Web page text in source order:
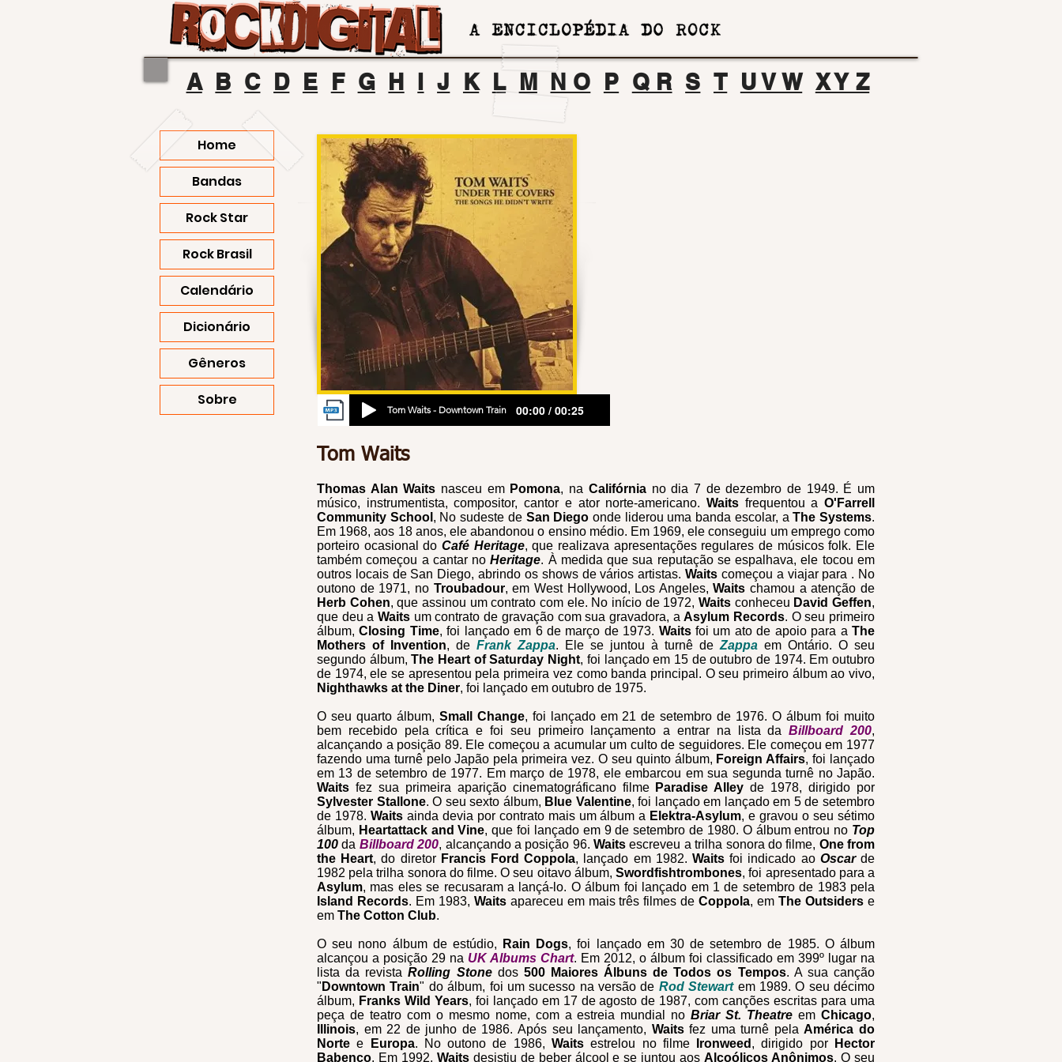
A B C D E F G H I J K L M N O P Q R S T U V W X Y Z
Tom Waits - Downtown Train 00:00 / 00:25
Tom Waits
Thomas Alan Waits nasceu em Pomona, na Califórnia no dia 7 de dezembro de 1949. É um
músico, instrumentista, compositor, cantor e ator norte-americano. Waitsfrequentou aO'Farrell
Community School , No sudeste de San Diego onde liderou uma banda escolar, aThe Systems.
Em 1968, aos 18 anos, ele abandonou o ensino médio. Em 1969, ele conseguiu um emprego como
porteiro ocasional do Café Heritage, que realizava apresentações regulares de músicos folk. Ele
também começou a cantar noHeritage. À medida que sua reputação se espalhava, ele tocou em
outros locais de San Diego, abrindo os shows de vários artistas.Waits começou a viajar para . No
outono de 1971, no Troubadour, em West Hollywood, Los Angeles,Waits chamou a atenção de
Herb Cohen, que assinou um contrato com ele. No início de 1972,Waits conheceu David Geffen,
que deu aWaits um contrato de gravação com sua gravadora, aAsylum Records. O seu primeiro
álbum,Closing Time, foi lançado em 6 de março de 1973. Waitsfoi um ato de apoio para aThe
Mothers of Invention, de Frank Zappa. Ele se juntou à turnê de Zappa em Ontário. O seu
segundo álbum,The Heart of Saturday Night, foi lançado em 15 de outubro de 1974. Em outubro
de 1974, ele se apresentou pela primeira vez como banda principal. O seu primeiro álbum ao vivo,
Nighthawks at the Diner, foi lançado em outubro de 1975.
O seu quarto álbum, Small Change, foi lançado em 21 de setembro de 1976. O álbum foi muito
bem recebido pela crítica e foi seu primeiro lançamento a entrar na lista daBillboard 200,
alcançando a posição 89. Ele começou a acumular um culto de seguidores. Ele começou em 1977
fazendo uma turnê pelo Japão pela primeira vez. O seu quinto álbum, Foreign Affairs, foi lançado
em 13 de setembro de 1977. Em março de 1978, ele embarcou em sua segunda turnê no Japão.
Waits fez sua primeira aparição cinematográficano filme Paradise Alley de 1978, dirigido por
Sylvester Stallone. O seu sexto álbum, Blue Valentine, foi lançado em lançado em 5 de setembro
de 1978. Waitsainda devia por contrato mais um álbum a Elektra-Asylum, e gravou o seu sétimo
álbum, Heartattack and Vine, que foi lançado em 9 de setembro de 1980. O álbum entrou no Top
100 da Billboard 200, alcançando a posição 96. Waits escreveu a trilha sonora do filme, One from
the Heart, do diretor Francis Ford Coppola, lançado em 1982.Waits foi indicado ao Oscar de
1982 pela trilha sonora do filme. O seu oitavo álbum,Swordfishtrombones, foi apresentado para a
Asylum, mas eles se recusaram a lançá-lo. O álbum foi lançado em 1 de setembro de 1983 pela
Island Records. Em 1983, Waitsapareceu em mais três filmes deCoppola, emThe Outsiders e
em The Cotton Club.
O seu nono álbum de estúdio, Rain Dogs, foi lançado em 30 de setembro de 1985. O álbum
alcançou a posição 29 na UK Albums Chart. Em 2012, o álbum foi classificado em 399º lugar na
lista da revistaRolling Stonedos 500 Maiores Álbuns de Todos os Tempos. A sua canção
" Downtown Train" do álbum, foi um sucesso na versão de Rod Stewartem 1989. O seu décimo
álbum, Franks Wild Years, foi lançado em 17 de agosto de 1987, com canções escritas para uma
peça de teatro com o mesmo nome, com a estreia mundial noBriar St. Theatre em Chicago,
Illinois, em 22 de junho de 1986. Após seu lançamento, Waitsfez uma turnê pelaAmérica do
Norte e Europa. No outono de 1986,Waits estrelou no filme Ironweed , dirigido por
Hector
Babenco. Em 1992, Waitsdesistiu de beber álcool e se juntou aosAlcoólicos Anônimos. O seu
Home
Bandas
Rock Star
Rock Brasil
Calendário
Dicionário
Gêneros
Sobre